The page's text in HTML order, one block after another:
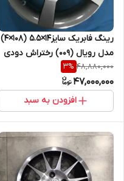
رینگ فابریک سایز۱۴×۵.۵ (۱۰۸×۴)
مدل رویال (۰۰۹) رختراش دودی
اروند
48,880,000
3%
47,000,000
افزودن به سبد